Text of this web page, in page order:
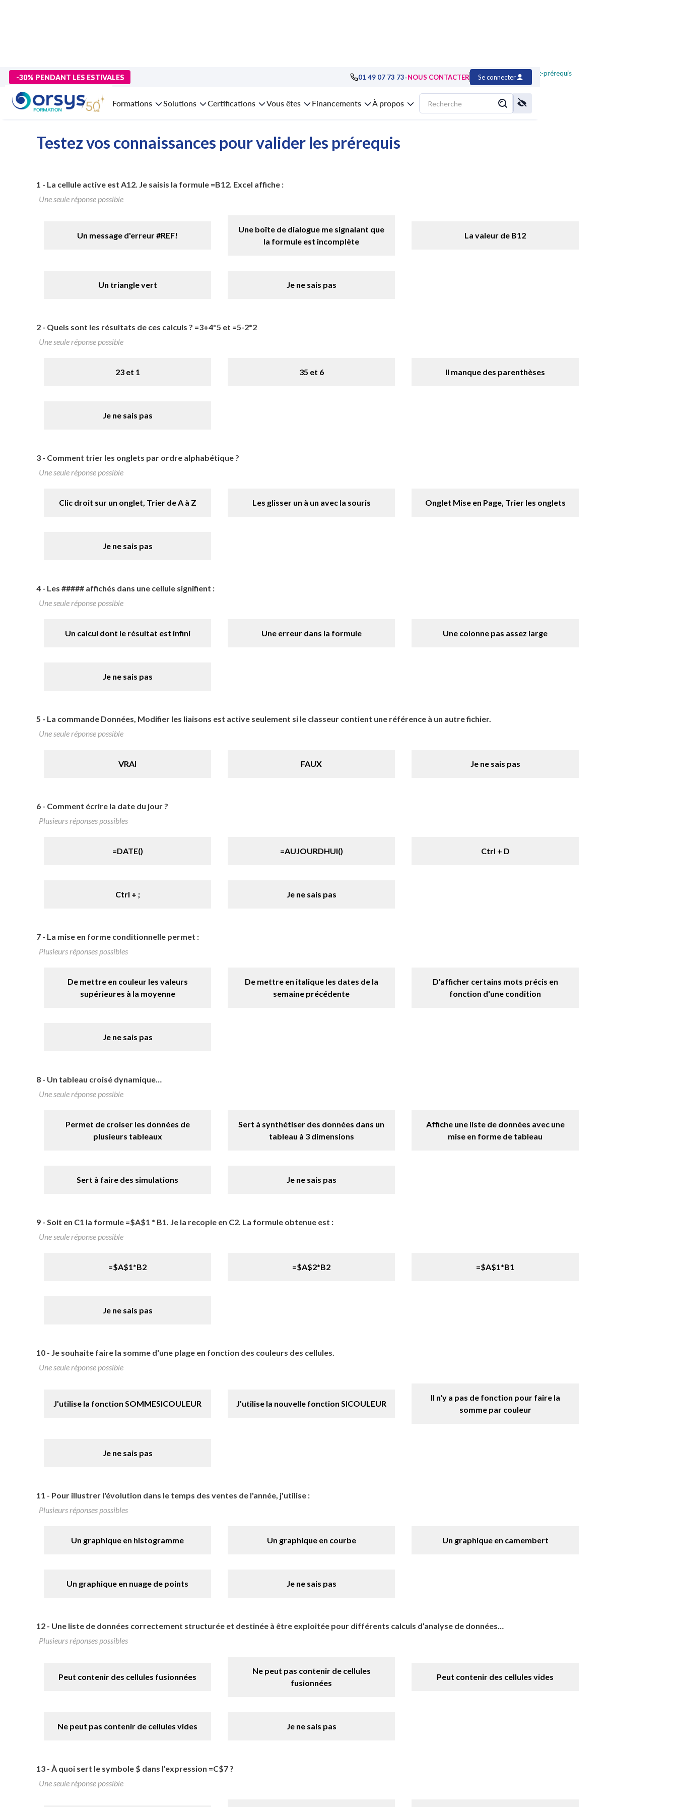
-30% PENDANT LES ESTIVALES 01 49 07 73 73-NOUS CONTACTER Se connecter
Formations Solutions Certifications Vous êtes Financements À propos
>Formations >Compétences métiers formation Analyse financière, audit et reporting >formation Audit de la fonction Trésorerie en entreprise test-prérequis
Formation Audit de la fonction Trésorerie en entreprise (FTR)
Testez vos connaissances pour valider les prérequis
1 - La cellule active est A12. Je saisis la formule =B12. Excel affiche :
Une seule réponse possible
Un message d'erreur #REF!
Une boîte de dialogue me signalant que
la formule est incomplète
La valeur de B12
Un triangle vert Je ne sais pas
2 - Quels sont les résultats de ces calculs ? =3+4*5 et =5-2*2
Une seule réponse possible
23 et 1 35 et 6 Il manque des parenthèses
Je ne sais pas
3 - Comment trier les onglets par ordre alphabétique ?
Une seule réponse possible
Clic droit sur un onglet, Trier de A à Z Les glisser un à un avec la souris Onglet Mise en Page, Trier les onglets
Je ne sais pas
4 - Les ##### affichés dans une cellule signifient :
Une seule réponse possible
Un calcul dont le résultat est infini Une erreur dans la formule Une colonne pas assez large
Je ne sais pas
5 - La commande Données, Modifier les liaisons est active seulement si le classeur contient une référence à un autre fichier.
Une seule réponse possible
VRAI FAUX Je ne sais pas
6 - Comment écrire la date du jour ?
Plusieurs réponses possibles
=DATE() =AUJOURDHUI() Ctrl + D
Ctrl + ; Je ne sais pas
7 - La mise en forme conditionnelle permet :
Plusieurs réponses possibles
De mettre en couleur les valeurs
supérieures à la moyenne
De mettre en italique les dates de la
semaine précédente
D'afficher certains mots précis en
fonction d'une condition
Je ne sais pas
8 - Un tableau croisé dynamique…
Une seule réponse possible
Permet de croiser les données de
plusieurs tableaux
Sert à synthétiser des données dans un
tableau à 3 dimensions
Affiche une liste de données avec une
mise en forme de tableau
Sert à faire des simulations Je ne sais pas
9 - Soit en C1 la formule =$A$1 * B1. Je la recopie en C2. La formule obtenue est :
Une seule réponse possible
=$A$1*B2 =$A$2*B2 =$A$1*B1
Je ne sais pas
10 - Je souhaite faire la somme d'une plage en fonction des couleurs des cellules.
Une seule réponse possible
J'utilise la fonction SOMMESICOULEUR J'utilise la nouvelle fonction SICOULEUR
Il n'y a pas de fonction pour faire la
somme par couleur
Je ne sais pas
11 - Pour illustrer l'évolution dans le temps des ventes de l'année, j'utilise :
Plusieurs réponses possibles
Un graphique en histogramme Un graphique en courbe Un graphique en camembert
Un graphique en nuage de points Je ne sais pas
12 - Une liste de données correctement structurée et destinée à être exploitée pour différents calculs d’analyse de données…
Plusieurs réponses possibles
Peut contenir des cellules fusionnées
Ne peut pas contenir de cellules
fusionnées
Peut contenir des cellules vides
Ne peut pas contenir de cellules vides Je ne sais pas
13 - À quoi sert le symbole $ dans l’expression =C$7 ?
Une seule réponse possible